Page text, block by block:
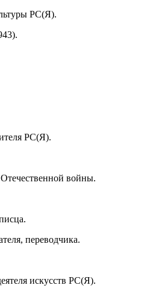
РС(Я).
РС(Я).
войны.
переводчика.
искусств РС(Я).